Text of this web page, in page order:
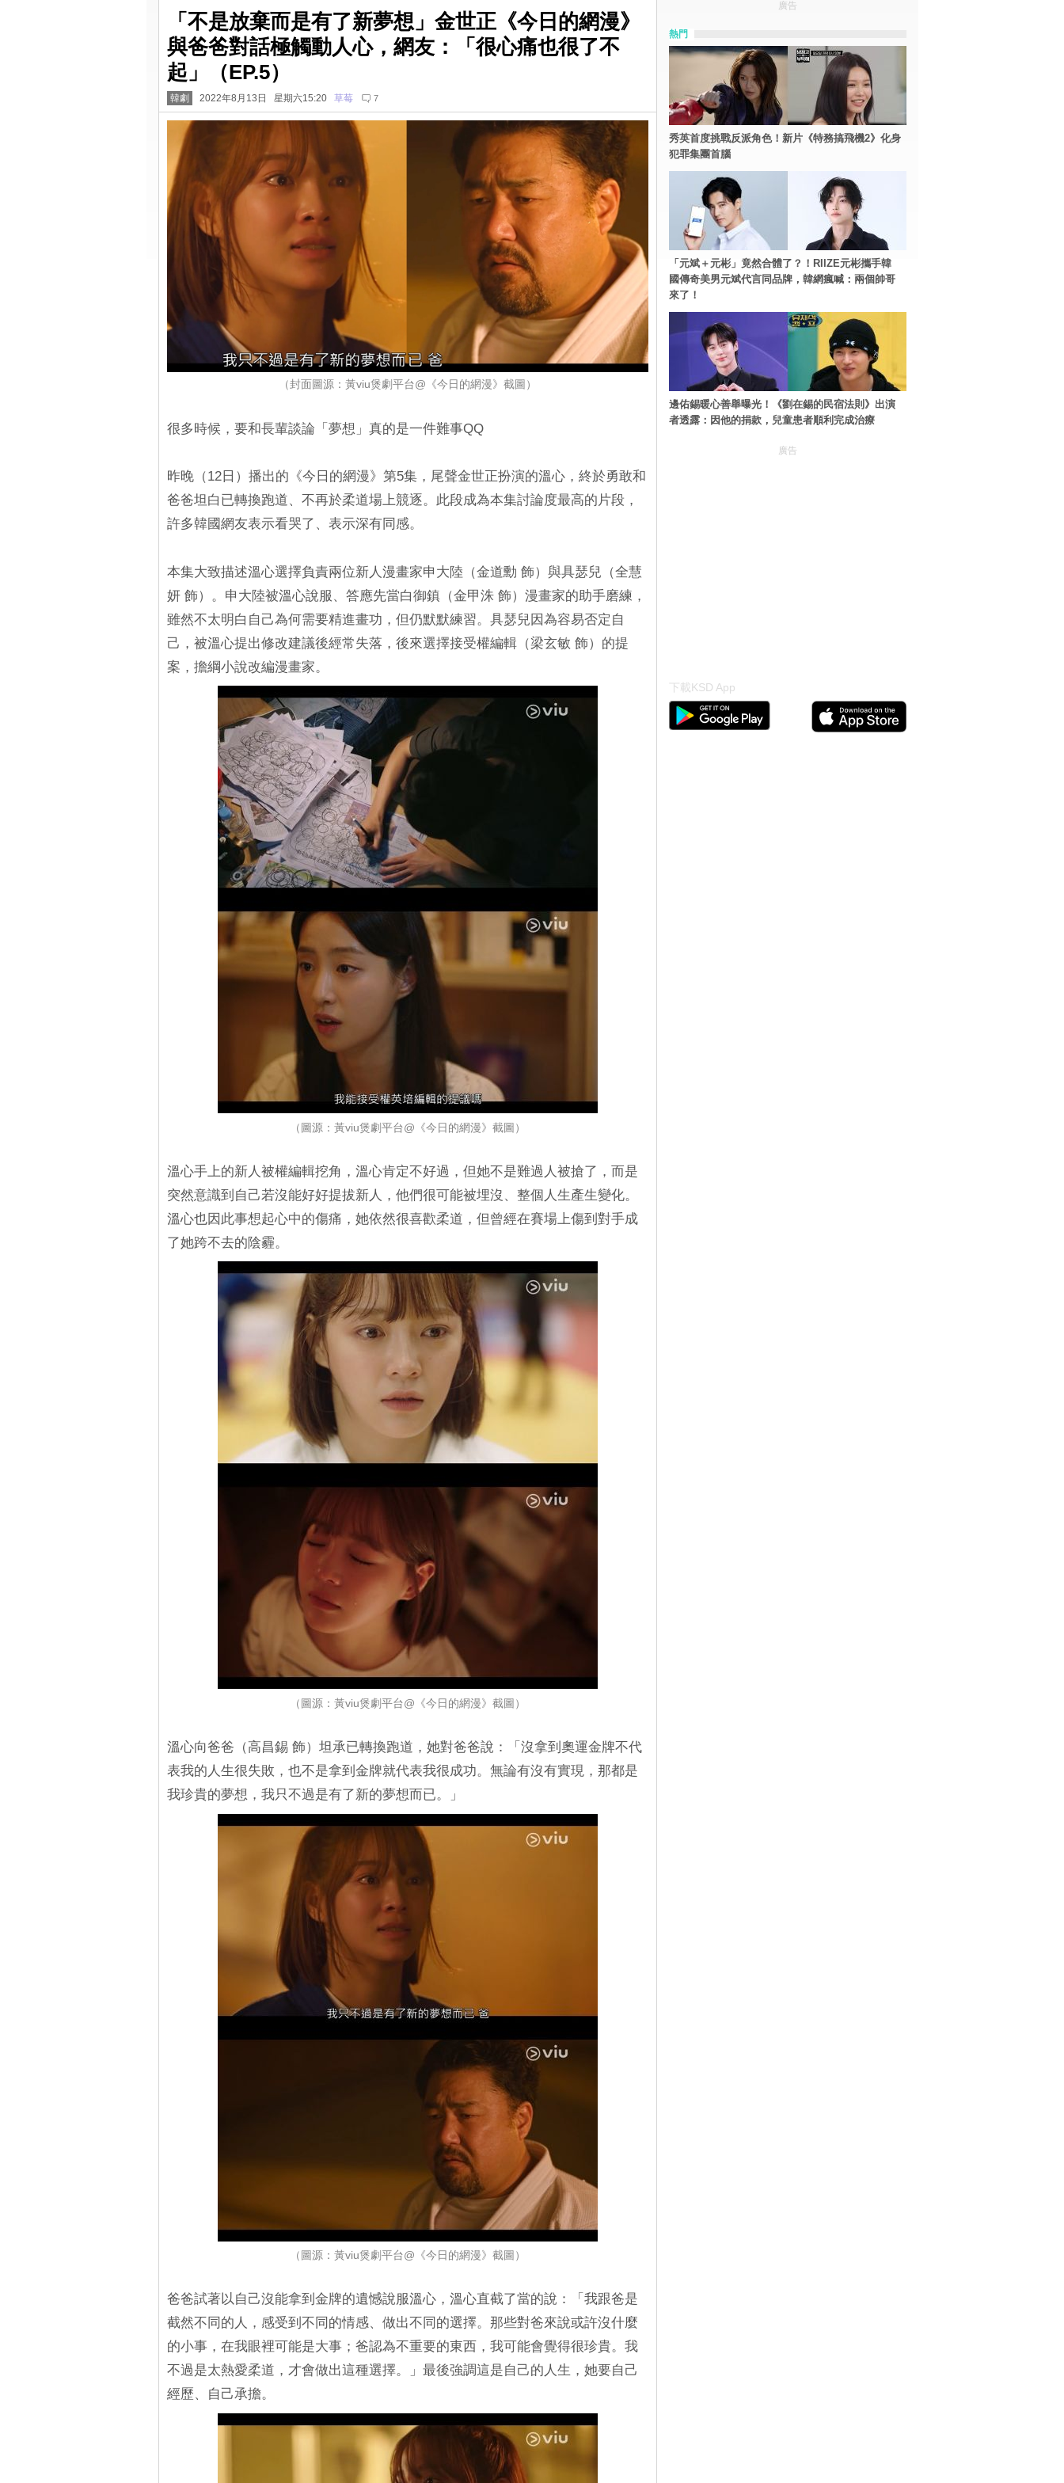
「不是放棄而是有了新夢想」金世正《今日的網漫》
與爸爸對話極觸動人心，網友：「很心痛也很了不
起」（EP.5）
韓劇 2022年8月13日 星期六15:20 草莓 7
（封面圖源：黃viu煲劇平台@《今日的網漫》截圖）
很多時候，要和長輩談論「夢想」真的是一件難事QQ
昨晚（12日）播出的《今日的網漫》第5集，尾聲金世正扮演的溫心，終於勇敢和
爸爸坦白已轉換跑道、不再於柔道場上競逐。此段成為本集討論度最高的片段，
許多韓國網友表示看哭了、表示深有同感。
本集大致描述溫心選擇負責兩位新人漫畫家申大陸（金道勳 飾）與具瑟兒（全慧
妍 飾）。申大陸被溫心說服、答應先當白御鎮（金甲洙 飾）漫畫家的助手磨練，
雖然不太明白自己為何需要精進畫功，但仍默默練習。具瑟兒因為容易否定自
己，被溫心提出修改建議後經常失落，後來選擇接受權編輯（梁玄敏 飾）的提
案，擔綱小說改編漫畫家。
（圖源：黃viu煲劇平台@《今日的網漫》截圖）
溫心手上的新人被權編輯挖角，溫心肯定不好過，但她不是難過人被搶了，而是
突然意識到自己若沒能好好提拔新人，他們很可能被埋沒、整個人生產生變化。
溫心也因此事想起心中的傷痛，她依然很喜歡柔道，但曾經在賽場上傷到對手成
了她跨不去的陰霾。
（圖源：黃viu煲劇平台@《今日的網漫》截圖）
溫心向爸爸（高昌錫 飾）坦承已轉換跑道，她對爸爸說：「沒拿到奧運金牌不代
表我的人生很失敗，也不是拿到金牌就代表我很成功。無論有沒有實現，那都是
我珍貴的夢想，我只不過是有了新的夢想而已。」
（圖源：黃viu煲劇平台@《今日的網漫》截圖）
爸爸試著以自己沒能拿到金牌的遺憾說服溫心，溫心直截了當的說：「我跟爸是
截然不同的人，感受到不同的情感、做出不同的選擇。那些對爸來說或許沒什麼
的小事，在我眼裡可能是大事；爸認為不重要的東西，我可能會覺得很珍貴。我
不過是太熱愛柔道，才會做出這種選擇。」最後強調這是自己的人生，她要自己
經歷、自己承擔。
廣告
熱門
秀英首度挑戰反派角色！新片《特務搞飛機2》化身
犯罪集團首腦
「元斌＋元彬」竟然合體了？！RIIZE元彬攜手韓
國傳奇美男元斌代言同品牌，韓網瘋喊：兩個帥哥
來了！
邊佑錫暖心善舉曝光！《劉在錫的民宿法則》出演
者透露：因他的捐款，兒童患者順利完成治療
廣告
下載KSD App